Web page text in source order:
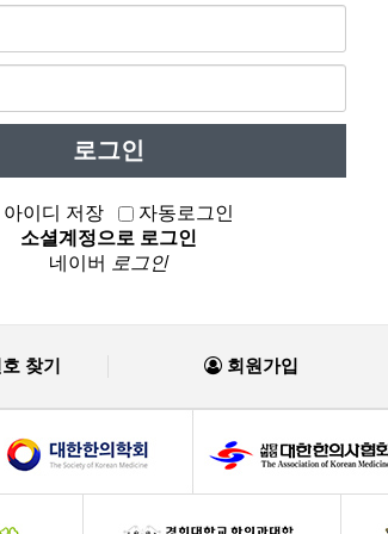
아이디 저장
자동로그인
소셜계정으로 로그인
네이버
로그인
찾기 회원가입